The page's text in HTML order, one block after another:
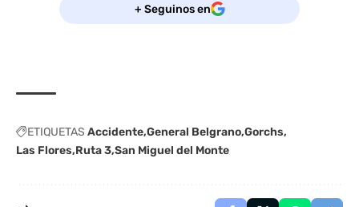
+ Seguinos en
ETIQUETAS Accidente General Belgrano Gorchs
Las Flores Ruta 3 San Miguel del Monte